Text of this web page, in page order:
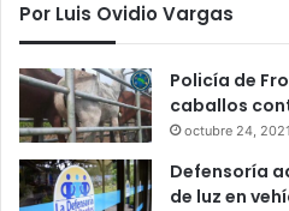
Por Luis Ovidio Vargas
Policía de
caballos
octubre 24, 2021
Defensoría
de luz en